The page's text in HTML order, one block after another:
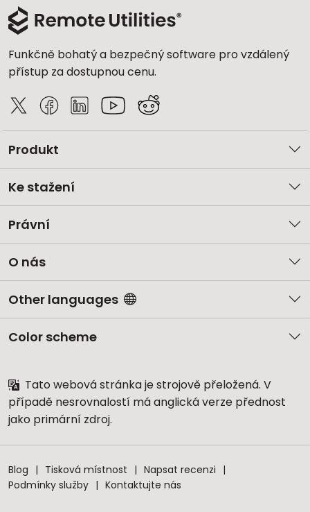
Funkčně bohatý a bezpečný software pro vzdálený
přístup za dostupnou cenu.
Produkt
Ke stažení
Právní
O nás
Other languages
Color scheme
Tato webová stránka je strojově přeložená. V
případě nesrovnalostí má anglická verze přednost
jako primární zdroj.
Blog Tisková místnost
Napsat recenzi
Podmínky služby
Kontaktujte nás